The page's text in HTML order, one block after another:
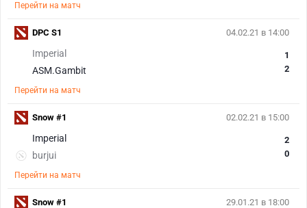
Перейти на матч
04.02.21 в 14:00
Imperial
ASM.Gambit
1
2
Перейти на матч
DPC S1
02.02.21 в 15:00
Imperial
burjui
2
0
Перейти на матч
Snow #1
29.01.21 в 18:00
Snow #1